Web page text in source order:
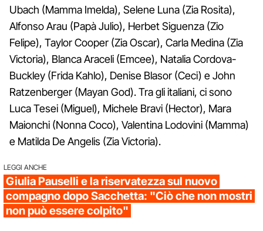
Ubach (Mamma Imelda), Selene Luna (Zia Rosita),
Alfonso Arau (Papà Julio), Herbet Siguenza (Zio
Felipe), Taylor Cooper (Zia Oscar), Carla Medina (Zia
Victoria), Blanca Araceli (Emcee), Natalia Cordova-
Buckley (Frida Kahlo), Denise Blasor (Ceci) e John
Ratzenberger (Mayan God). Tra gli italiani, ci sono
Luca Tesei (Miguel), Michele Bravi (Hector), Mara
Maionchi (Nonna Coco), Valentina Lodovini (Mamma)
e Matilda De Angelis (Zia Victoria).
LEGGI ANCHE
Giulia Pauselli e la riservatezza sul nuovo
compagno dopo Sacchetta: "Ciò che non mostri
non può essere colpito"